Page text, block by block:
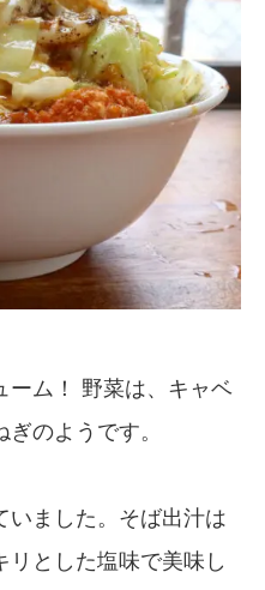
ーム！ 野菜は、キャベ
のようです。
いました。そば出汁は
リとした塩味で美味し